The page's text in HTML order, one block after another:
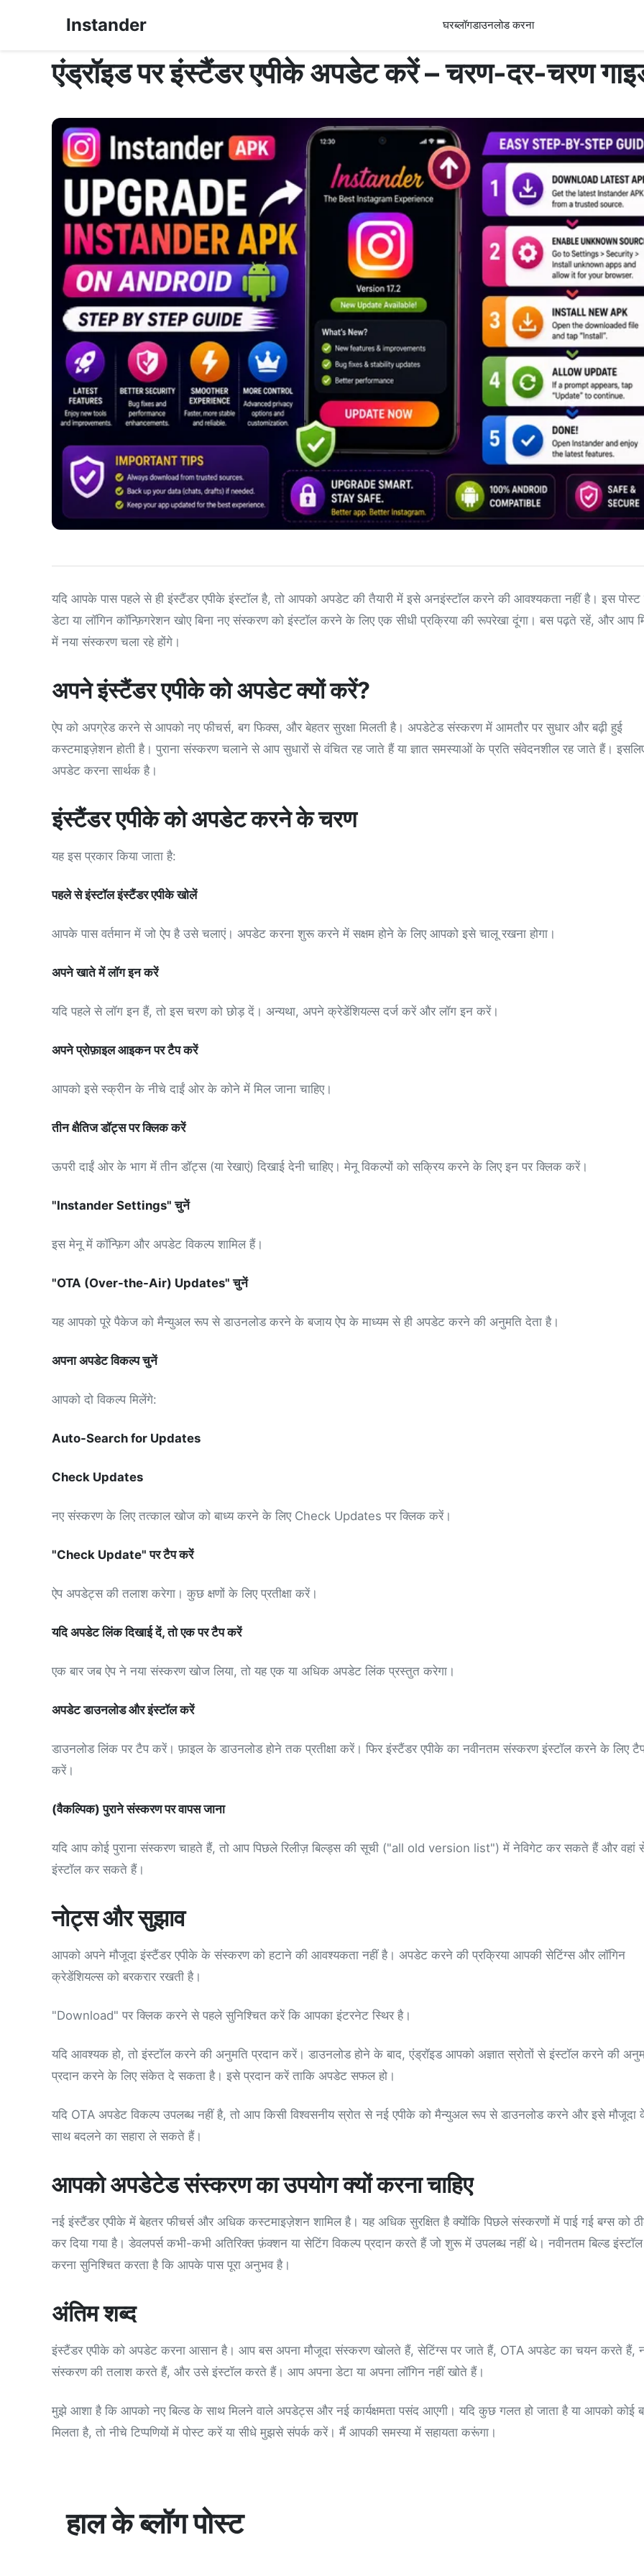
Instander घरब्लॉगडाउनलोड करना
एंड्रॉइड पर इंस्टैंडर एपीके अपडेट करें – चरण-दर-चरण
यदि आपके पास पहले से ही इंस्टैंडर एपीके इंस्टॉल है, तो आपको अपडेट की तैयारी में इसे अनइंस्टॉल करने की आवश्यकता नहीं है। इस
डेटा या लॉगिन कॉन्फ़िगरेशन खोए बिना नए संस्करण को इंस्टॉल करने के लिए एक सीधी प्रक्रिया की रूपरेखा दूंगा। बस पढ़ते रहें, और आप
में नया संस्करण चला रहे होंगे।
अपने इंस्टैंडर एपीके को अपडेट क्यों करें?
ऐप को अपग्रेड करने से आपको नए फीचर्स, बग फिक्स, और बेहतर सुरक्षा मिलती है। अपडेटेड संस्करण में आमतौर पर सुधार और बढ़ी हुई
कस्टमाइज़ेशन होती है। पुराना संस्करण चलाने से आप सुधारों से वंचित रह जाते हैं या ज्ञात समस्याओं के प्रति संवेदनशील रह जाते हैं।
अपडेट करना सार्थक है।
इंस्टैंडर एपीके को अपडेट करने के चरण
यह इस प्रकार किया जाता है:
पहले से इंस्टॉल इंस्टैंडर एपीके खोलें
आपके पास वर्तमान में जो ऐप है उसे चलाएं। अपडेट करना शुरू करने में सक्षम होने के लिए आपको इसे चालू रखना होगा।
अपने खाते में लॉग इन करें
यदि पहले से लॉग इन हैं, तो इस चरण को छोड़ दें। अन्यथा, अपने क्रेडेंशियल्स दर्ज करें और लॉग इन करें।
अपने प्रोफ़ाइल आइकन पर टैप करें
आपको इसे स्क्रीन के नीचे दाईं ओर के कोने में मिल जाना चाहिए।
तीन क्षैतिज डॉट्स पर क्लिक करें
ऊपरी दाईं ओर के भाग में तीन डॉट्स (या रेखाएं) दिखाई देनी चाहिए। मेनू विकल्पों को सक्रिय करने के लिए इन पर क्लिक करें।
"Instander Settings" चुनें
इस मेनू में कॉन्फ़िग और अपडेट विकल्प शामिल हैं।
"OTA (Over-the-Air) Updates" चुनें
यह आपको पूरे पैकेज को मैन्युअल रूप से डाउनलोड करने के बजाय ऐप के माध्यम से ही अपडेट करने की अनुमति देता है।
अपना अपडेट विकल्प चुनें
आपको दो विकल्प मिलेंगे:
Auto-Search for Updates
Check Updates
नए संस्करण के लिए तत्काल खोज को बाध्य करने के लिए Check Updates पर क्लिक करें।
"Check Update" पर टैप करें
ऐप अपडेट्स की तलाश करेगा। कुछ क्षणों के लिए प्रतीक्षा करें।
यदि अपडेट लिंक दिखाई दें, तो एक पर टैप करें
एक बार जब ऐप ने नया संस्करण खोज लिया, तो यह एक या अधिक अपडेट लिंक प्रस्तुत करेगा।
अपडेट डाउनलोड और इंस्टॉल करें
डाउनलोड लिंक पर टैप करें। फ़ाइल के डाउनलोड होने तक प्रतीक्षा करें। फिर इंस्टैंडर एपीके का नवीनतम संस्करण इंस्टॉल करने के लिए
करें।
(वैकल्पिक) पुराने संस्करण पर वापस जाना
यदि आप कोई पुराना संस्करण चाहते हैं, तो आप पिछले रिलीज़ बिल्ड्स की सूची ("all old version list") में नेविगेट कर सकते हैं और वहां
इंस्टॉल कर सकते हैं।
नोट्स और सुझाव
आपको अपने मौजूदा इंस्टैंडर एपीके के संस्करण को हटाने की आवश्यकता नहीं है। अपडेट करने की प्रक्रिया आपकी सेटिंग्स और लॉगिन
क्रेडेंशियल्स को बरकरार रखती है।
"Download" पर क्लिक करने से पहले सुनिश्चित करें कि आपका इंटरनेट स्थिर है।
यदि आवश्यक हो, तो इंस्टॉल करने की अनुमति प्रदान करें। डाउनलोड होने के बाद, एंड्रॉइड आपको अज्ञात स्रोतों से इंस्टॉल करने की
प्रदान करने के लिए संकेत दे सकता है। इसे प्रदान करें ताकि अपडेट सफल हो।
यदि OTA अपडेट विकल्प उपलब्ध नहीं है, तो आप किसी विश्वसनीय स्रोत से नई एपीके को मैन्युअल रूप से डाउनलोड करने और इसे मौजूदा
साथ बदलने का सहारा ले सकते हैं।
आपको अपडेटेड संस्करण का उपयोग क्यों करना चाहिए
नई इंस्टैंडर एपीके में बेहतर फीचर्स और अधिक कस्टमाइज़ेशन शामिल है। यह अधिक सुरक्षित है क्योंकि पिछले संस्करणों में पाई गई बग्स को
कर दिया गया है। डेवलपर्स कभी-कभी अतिरिक्त फ़ंक्शन या सेटिंग विकल्प प्रदान करते हैं जो शुरू में उपलब्ध नहीं थे। नवीनतम बिल्ड इंस्टॉल
करना सुनिश्चित करता है कि आपके पास पूरा अनुभव है।
अंतिम शब्द
इंस्टैंडर एपीके को अपडेट करना आसान है। आप बस अपना मौजूदा संस्करण खोलते हैं, सेटिंग्स पर जाते हैं, OTA अपडेट का चयन करते हैं,
संस्करण की तलाश करते हैं, और उसे इंस्टॉल करते हैं। आप अपना डेटा या अपना लॉगिन नहीं खोते हैं।
मुझे आशा है कि आपको नए बिल्ड के साथ मिलने वाले अपडेट्स और नई कार्यक्षमता पसंद आएगी। यदि कुछ गलत हो जाता है या आपको कोई
मिलता है, तो नीचे टिप्पणियों में पोस्ट करें या सीधे मुझसे संपर्क करें। मैं आपकी समस्या में सहायता करूंगा।
हाल के ब्लॉग पोस्ट